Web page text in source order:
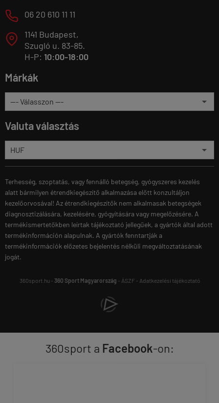
M 06 20 610 11 11
T
1141 Budapest,
Szugló u. 83-85.
H-P: 10:00-18:00
Márkák
Valuta választás
Terhesség, szoptatás, vagy fennálló betegség, gyógyszeres kezelés
alatt bármilyen étrendkiegészítő alkalmazása előtt konzultáljon
kezelőorvosával! Az étrendkiegészítők nem alkalmasak betegségek
diagnosztizálására, kezelésére, gyógyítására vagy megelőzésére. A
termékismertetőkben leírtak tájékoztató jellegűek, a gyártók által adott
termékinformáción alapulnak. A gyártók fenntartják a
termékinformációk előzetes bejelentés nélküli megváltoztatásának
jogát.
360sport.hu - 360 Sport Magyarország - ÁSZF- Adatkezelési tájékoztató
360sport a Facebook-on: